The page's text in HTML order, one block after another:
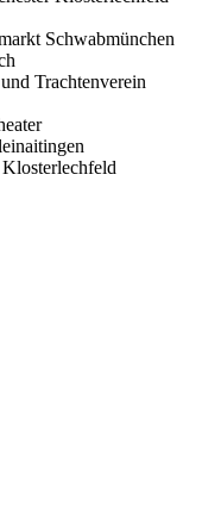
Schwabmünchen
Trachtenverein